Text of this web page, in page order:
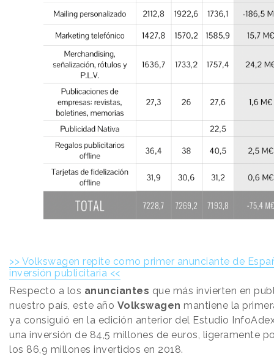
>> Volkswagen repite como primer anunciante de
inversión publicitaria <<
Respecto a los anunciantes que más invierten en
nuestro país, este año Volkswagen mantiene la
ya consiguió en la edición anterior del Estudio
una inversión de 84,5 millones de euros, ligeramente
los 86,9 millones invertidos en 2018.